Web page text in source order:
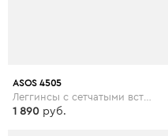
ASOS 4505
1 890 руб.